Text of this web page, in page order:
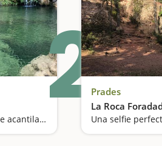
Saltos de agua entre acantilados2Prades
La Roca